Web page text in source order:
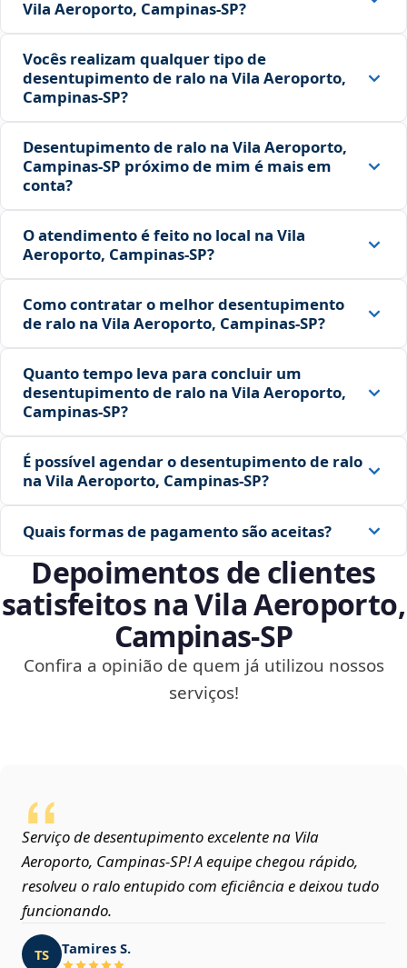
Vila Aeroporto, Campinas‑SP?
Vocês realizam qualquer tipo de
desentupimento de ralo na Vila Aeroporto,
Campinas‑SP?
Desentupimento de ralo na Vila Aeroporto,
Campinas‑SP próximo de mim é mais em
conta?
O atendimento é feito no local na Vila
Aeroporto, Campinas‑SP?
Como contratar o melhor desentupimento
de ralo na Vila Aeroporto, Campinas‑SP?
Quanto tempo leva para concluir um
desentupimento de ralo na Vila Aeroporto,
Campinas‑SP?
É possível agendar o desentupimento de ralo
na Vila Aeroporto, Campinas‑SP?
Quais formas de pagamento são aceitas?
Depoimentos de clientes
satisfeitos na Vila Aeroporto,
Campinas‑SP
Confira a opinião de quem já utilizou nossos
serviços!
Serviço de desentupimento excelente na Vila
Aeroporto, Campinas‑SP! A equipe chegou rápido,
resolveu o ralo entupido com eficiência e deixou tudo
funcionando.
TS Tamires S.